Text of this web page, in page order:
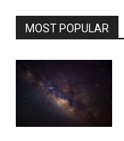
MOST POPULAR